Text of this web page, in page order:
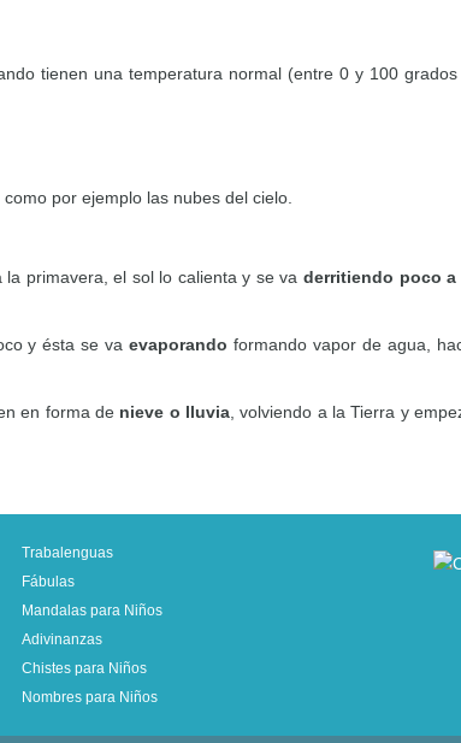
tienen una temperatura normal (entre 0 y 100
por ejemplo las nubes del cielo.
primavera, el sol lo calienta y se va derritiendo poco a
y ésta se vaevaporando formando vapor de agua,
en forma de nieve o lluvia, volviendo a la Tierra y
Trabalenguas
Fábulas
Mandalas para Niños
Adivinanzas
Chistes para Niños
Nombres para Niños